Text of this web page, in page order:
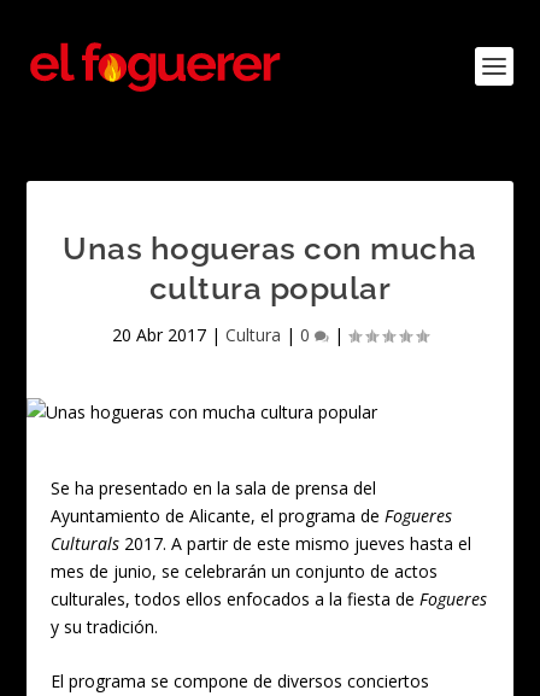
Unas hogueras con mucha
cultura popular
20 Abr 2017 | Cultura | 0 |
Se ha presentado en la sala de prensa del
Ayuntamiento de Alicante, el programa deFogueres
Culturals 2017. A partir de este mismo jueves hasta el
mes de junio, se celebrarán un conjunto de actos
culturales, todos ellos enfocados a la fiesta deFogueres
y su tradición.
El programa se compone de diversos conciertos